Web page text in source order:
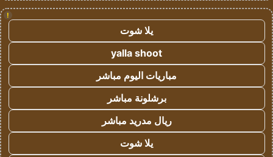
!
يلا شوت
yalla shoot
مباريات اليوم مباشر
برشلونة مباشر
ريال مدريد مباشر
يلا شوت